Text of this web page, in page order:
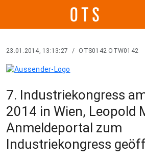
23.01.2014, 13:13:27 / OTS0142 OTW0142
7. Industriekongress
2014 in Wien, Leopold
Anmeldeportal zum
Industriekongress